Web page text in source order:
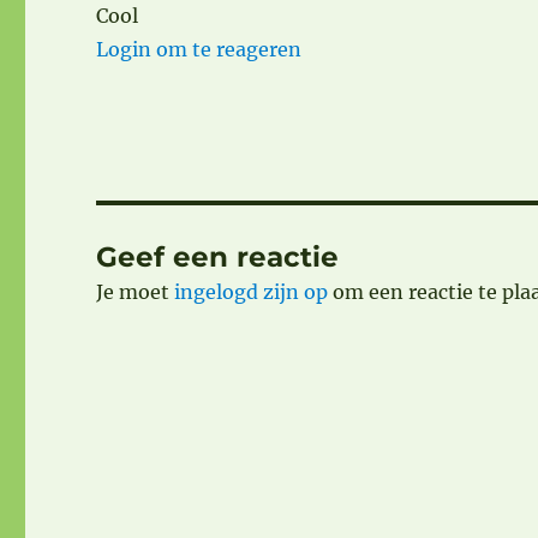
Cool
Login om te reageren
Geef een reactie
Je moetingelogd zijn op om een reactie te